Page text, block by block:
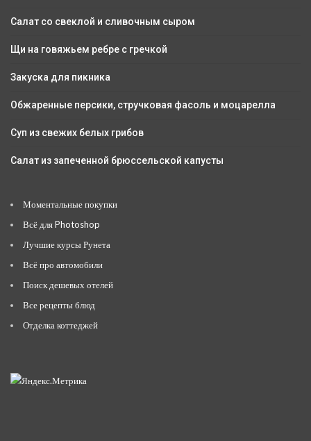
Салат со свеклой и сливочным сыром
Щи на говяжьем ребре с гречкой
Закуска для пикника
Обжаренные персики, стручковая фасоль и моцарелла
Суп из свежих белых грибов
Салат из запеченной брюссельской капусты
Моментальные покупки
Всё для Photoshop
Лучшие курсы Рунета
Всё про автомобили
Поиск дешевых отелей
Все рецепты блюд
Отделка коттеджей